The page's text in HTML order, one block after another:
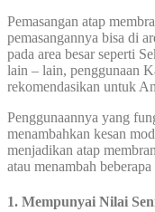
Pemasangan atap
pemasangannya bisa di
pada area besar seperti
lain – lain, penggunaan
rekomendasikan untuk
Penggunaannya yang
menambahkan kesan
menjadikan atap
atau menambah
1. Mempunyai Nilai